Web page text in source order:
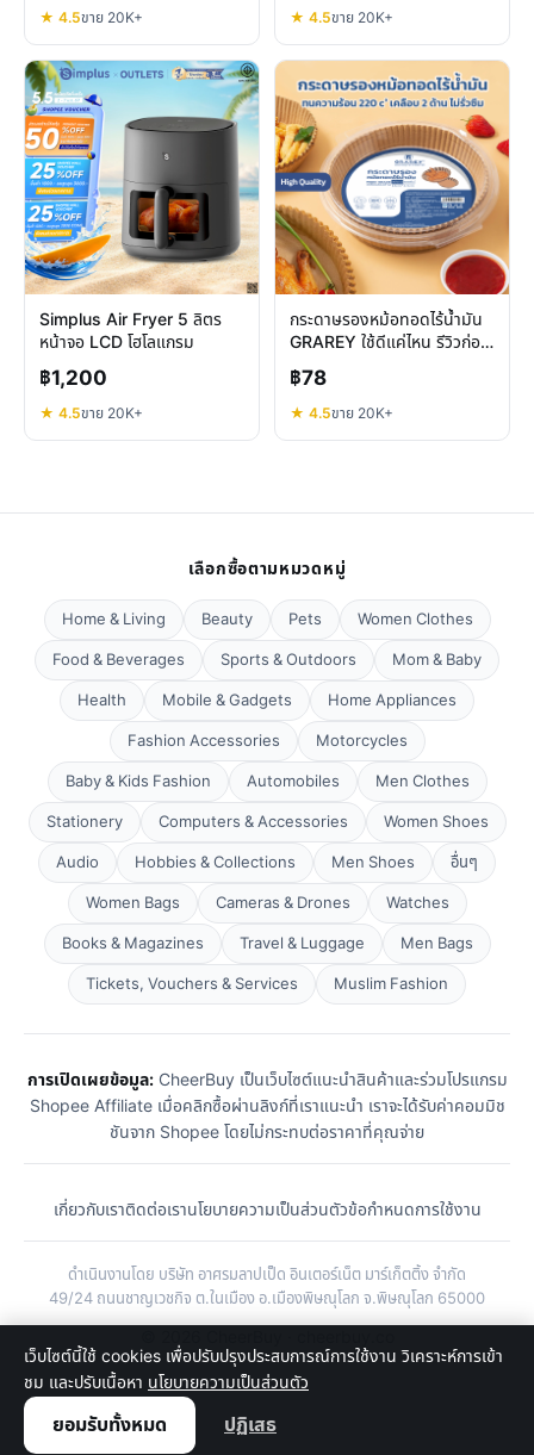
★ 4.5ขาย 20K+ ★ 4.5ขาย 20K+
Simplus Air Fryer 5 ลิตร
หน้าจอ LCD โฮโลแกรม
฿1,200
★ 4.5ขาย 20K+
กระดาษรองหม้อทอดไร้น้ำมัน
GRAREY ใช้ดีแค่ไหน รีวิวก่อน
ตัดสินใจ
฿78
★ 4.5ขาย 20K+
เลือกซื้อตามหมวดหมู่
Home & Living Beauty Pets
Women Clothes
Food & Beverages
Sports & Outdoors
Mom & Baby
Health
Mobile & Gadgets
Home Appliances
Fashion Accessories
Motorcycles
Baby & Kids Fashion
Automobiles
Men Clothes
Stationery
Computers & Accessories
Women Shoes
Audio
Hobbies & Collections Men Shoes
อื่นๆ
Women Bags
Cameras & Drones
Watches
Books & Magazines
Travel & Luggage
Men Bags
Tickets, Vouchers & Services
Muslim Fashion
การเปิดเผยข้อมูล:CheerBuy เป็นเว็บไซต์แนะนำสินค้าและร่วมโปรแกรม
Shopee Affiliate เมื่อคลิกซื้อผ่านลิงก์ที่เราแนะนำ เราจะได้รับค่าคอมมิช
ชันจาก Shopee โดยไม่กระทบต่อราคาที่คุณจ่าย
เกี่ยวกับเราติดต่อเรานโยบายความเป็นส่วนตัวข้อกำหนดการใช้งาน
ดำเนินงานโดย บริษัท อาศรมลาปเป็ด อินเตอร์เน็ต มาร์เก็ตติ้ง จำกัด
49/24 ถนนชาญเวชกิจ ต.ในเมือง อ.เมืองพิษณุโลก จ.พิษณุโลก 65000
เว็บไซต์นี้ใช้ cookies เพื่อปรับปรุงประสบการณ์การใช้งาน วิเคราะห์การเข้า
ชม และปรับเนื้อหา นโยบายความเป็นส่วนตัว
ยอมรับทั้งหมด ปฏิเสธ